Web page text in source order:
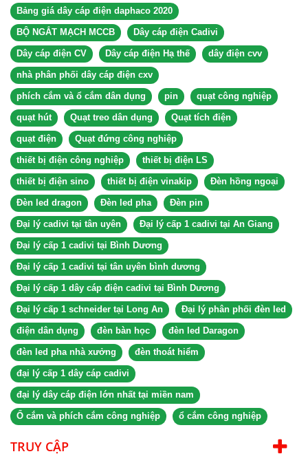
Bảng giá dây cáp điện daphaco 2020
BỘ NGẮT MẠCH MCCB Dây cáp điện Cadivi
Dây cáp điện CV Dây cáp điện Hạ thế dây điện cvv
nhà phân phối dây cáp điện cxv
phích cắm và ổ cắm dân dụng pin quạt công nghiệp
quạt hút Quạt treo dân dụng Quạt tích điện
quạt điện Quạt đứng công nghiệp
thiết bị điện công nghiệp thiết bị điện LS
thiết bị điện sino thiết bị điện vinakip Đèn hồng ngoại
Đèn led dragon Đèn led pha Đèn pin
Đại lý cadivi tại tân uyên Đại lý cấp 1 cadivi tại An Giang
Đại lý cấp 1 cadivi tại Bình Dương
Đại lý cấp 1 cadivi tại tân uyên bình dương
Đại lý cấp 1 dây cáp điện cadivi tại Bình Dương
Đại lý cấp 1 schneider tại Long An Đại lý phân phối đèn led
điện dân dụng đèn bàn học đèn led Daragon
đèn led pha nhà xưởng đèn thoát hiểm
đại lý cấp 1 dây cáp cadivi
đại lý dây cáp điện lớn nhất tại miền nam
Ổ cắm và phích cắm công nghiệp ổ cắm công nghiệp
TRUY CẬP